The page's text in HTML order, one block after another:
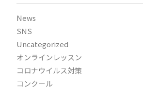
News
SNS
Uncategorized
オンラインレッスン
コロナウイルス対策
コンクール